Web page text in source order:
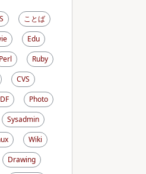
ことば
Edu
Perl
Ruby
CVS
Photo
Sysadmin
Wiki
Drawing